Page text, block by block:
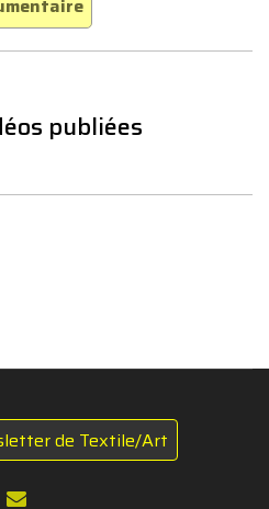
publiées
de Textile/Art